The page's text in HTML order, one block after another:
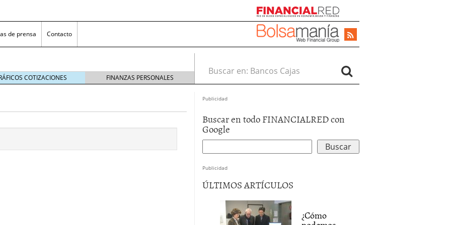
de prensa Contacto
Banco
bancarias
hacer ganar a los clientes
opciones para conseguir efectivo
COTIZACIONES FINANZAS PERSONALES
Buscar en:
Publicidad
Buscar en todo FINANCIALRED con
Google
Publicidad
ÚLTIMOS ARTÍCULOS
¿Cómo